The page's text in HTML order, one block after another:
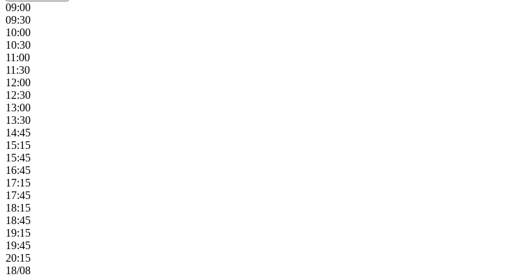
09:00
09:30
10:00
10:30
11:00
11:30
12:00
12:30
13:00
13:30
14:45
15:15
15:45
16:45
17:15
17:45
18:15
18:45
19:15
19:45
20:15
18/08